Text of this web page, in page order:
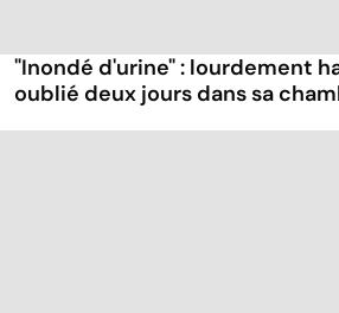
"Inondé d'urine" : lourdement
oublié deux jours dans sa